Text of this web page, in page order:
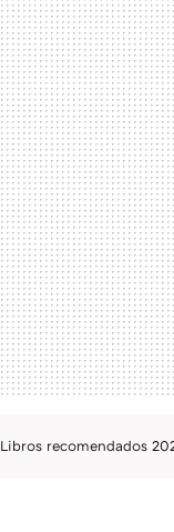
Libros recomendados